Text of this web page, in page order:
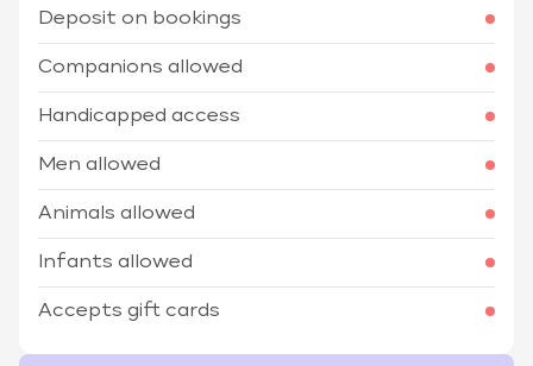
Deposit on bookings
Companions allowed
Handicapped access
Men allowed
Animals allowed
Infants allowed
Accepts gift cards